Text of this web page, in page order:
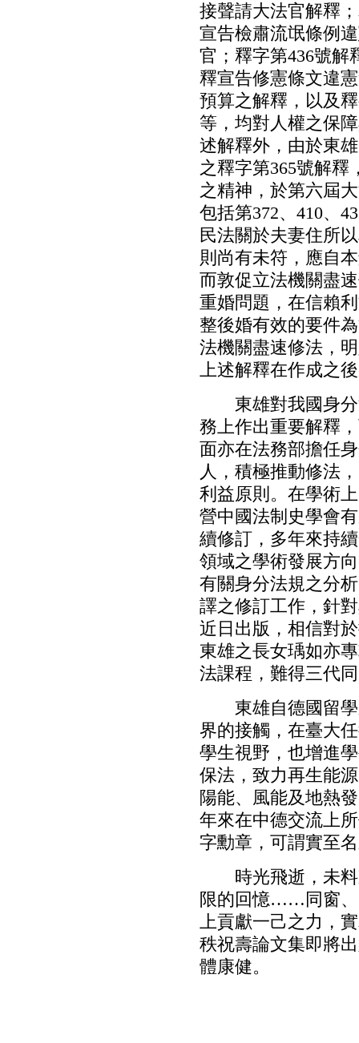
接聲請大法官解釋
宣告檢肅流氓條例
官；釋字第436號解
釋宣告修憲條文違
預算之解釋，以及
等，均對人權之保
述解釋外，由於東
之釋字第365號解
之精神，於第六屆
包括第372、410、
民法關於夫妻住所
則尚有未符，應自
而敦促立法機關盡
重婚問題，在信賴
整後婚有效的要件
法機關盡速修法，
上述解釋在作成之
東雄對我國身分
務上作出重要解釋
面亦在法務部擔任
人，積極推動修法
利益原則。在學術
營中國法制史學會
續修訂，多年來持
領域之學術發展方
有關身分法規之分
譯之修訂工作，針
近日出版，相信對
東雄之長女瑀如亦
法課程，難得三代
東雄自德國留學
界的接觸，在臺大
學生視野，也增進
保法，致力再生能
陽能、風能及地熱
年來在中德交流上
字勳章，可謂實至
時光飛逝，未料
限的回憶……同窗、
上貢獻一己之力，
秩祝壽論文集即將
體康健。